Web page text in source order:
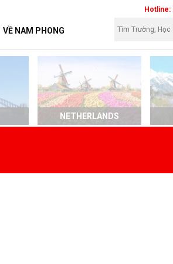
Hotline:
VỀ NAM PHONG
NETHERLANDS